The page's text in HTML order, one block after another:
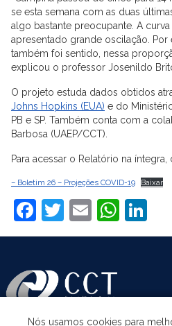
se esta semana com as duas
algo bastante preocupante. A
apresentado grande oscilação.
também foi sentido, nessa
explicou o professor Josenildo
O projeto estuda dados obtidos
Johns Hopkins (EUA) e do
PB e SP. Também conta com a
Barbosa (UAEP/CCT).
Para acessar o Relatório na
– Boletim 26 – Projeções COVID-19 Baixar
Facebook
Twitter
Email
Nós usamos cookies para